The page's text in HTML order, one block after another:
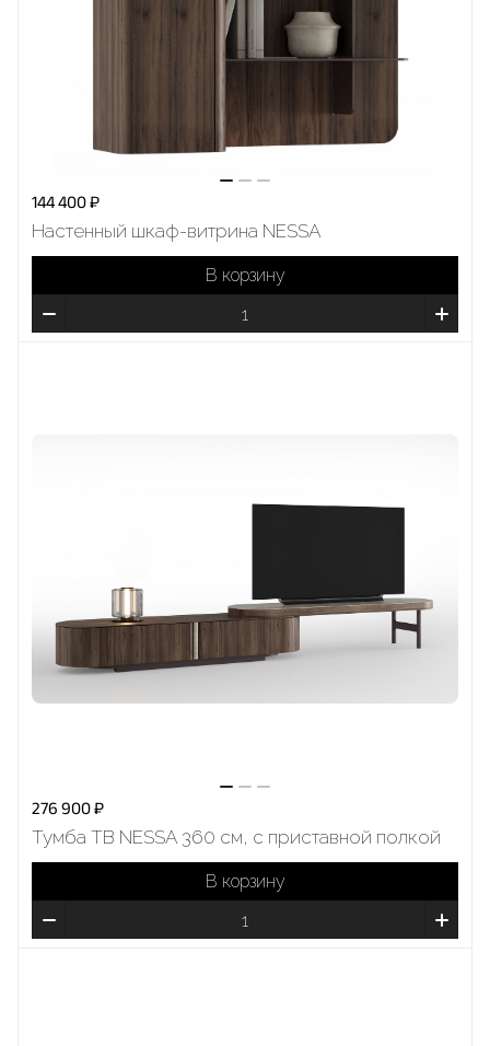
144 400 ₽
Настенный шкаф-витрина NESSA
В корзину
276 900 ₽
Тумба ТВ NESSA 360 cм, с приставной полкой
В корзину